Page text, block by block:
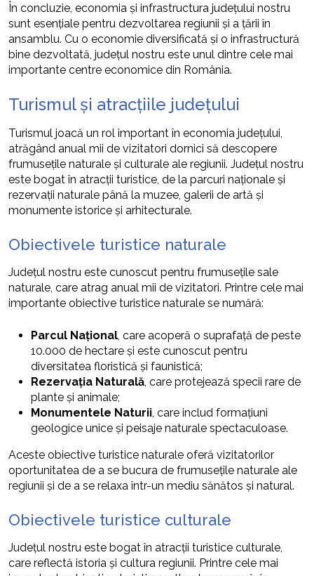
În concluzie, economia și infrastructura județului nostru
sunt esențiale pentru dezvoltarea regiunii și a țării în
ansamblu. Cu o economie diversificată și o infrastructură
bine dezvoltată, județul nostru este unul dintre cele mai
importante centre economice din România.
Turismul și atracțiile județului
Turismul joacă un rol important în economia județului,
atrăgând anual mii de vizitatori dornici să descopere
frumusețile naturale și culturale ale regiunii. Județul nostru
este bogat în atracții turistice, de la parcuri naționale și
rezervații naturale până la muzee, galerii de artă și
monumente istorice și arhitecturale.
Obiectivele turistice naturale
Județul nostru este cunoscut pentru frumusețile sale
naturale, care atrag anual mii de vizitatori. Printre cele mai
importante obiective turistice naturale se numără:
Parcul Național, care acoperă o suprafață de peste
10.000 de hectare și este cunoscut pentru
diversitatea floristică și faunistică;
Rezervația Naturală, care protejează specii rare de
plante și animale;
Monumentele Naturii, care includ formațiuni
geologice unice și peisaje naturale spectaculoase.
Aceste obiective turistice naturale oferă vizitatorilor
oportunitatea de a se bucura de frumusețile naturale ale
regiunii și de a se relaxa într-un mediu sănătos și natural.
Obiectivele turistice culturale
Județul nostru este bogat în atracții turistice culturale,
care reflectă istoria și cultura regiunii. Printre cele mai